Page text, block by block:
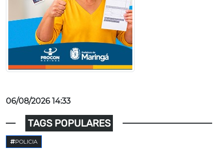
06/08/2026 14:33
TAGS POPULARES
POLICIA